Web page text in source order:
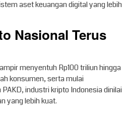
aset keuangan digital yang lebih
Nasional Terus
menyentuh Rp100 triliun hingga
konsumen, serta mulai
industri kripto Indonesia dinilai
yang lebih kuat.